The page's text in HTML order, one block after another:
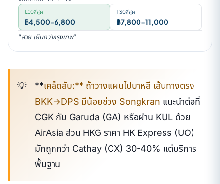
LCCดีสุด
฿4,500-6,800
FSCดีสุด
฿7,800-11,000
“สวย เย็นกว่ากรุงเทพ”
**เคล็ดลับ:** ถ้าวางแผนไปบาหลี เส้นทางตรง
BKK→DPS มีน้อยช่วง Songkran แนะนำต่อที่
CGK กับ Garuda (GA) หรือผ่าน KUL ด้วย
AirAsia ส่วน HKG ราคา HK Express (UO)
มักถูกกว่า Cathay (CX) 30-40% แต่บริการ
พื้นฐาน